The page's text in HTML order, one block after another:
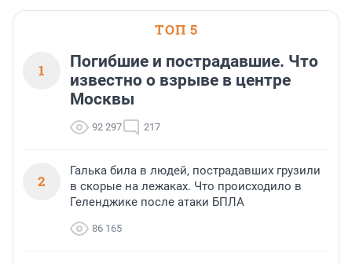
ТОП 5
1
Погибшие и пострадавшие. Что
известно о взрыве в центре
Москвы
92 297 217
2
Галька била в людей, пострадавших грузили
в скорые на лежаках. Что происходило в
Геленджике после атаки БПЛА
86 165